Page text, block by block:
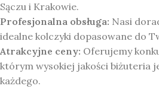
Sączu i Krakowie.
Profesjonalna obsługa: Nasi
idealne kolczyki dopasowane do
Atrakcyjne ceny: Oferujemy
którym wysokiej jakości biżuteria
każdego.